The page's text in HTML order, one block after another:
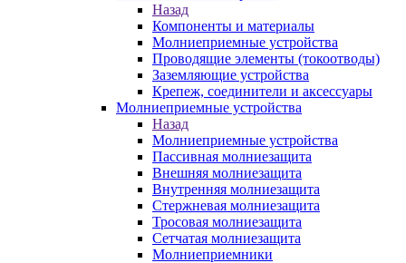
Назад
Компоненты и материалы
Молниеприемные устройства
Проводящие элементы (токоотводы)
Заземляющие устройства
Крепеж, соединители и аксессуары
Молниеприемные устройства
Назад
Молниеприемные устройства
Пассивная молниезащита
Внешняя молниезащита
Внутренняя молниезащита
Стержневая молниезащита
Тросовая молниезащита
Сетчатая молниезащита
Молниеприемники